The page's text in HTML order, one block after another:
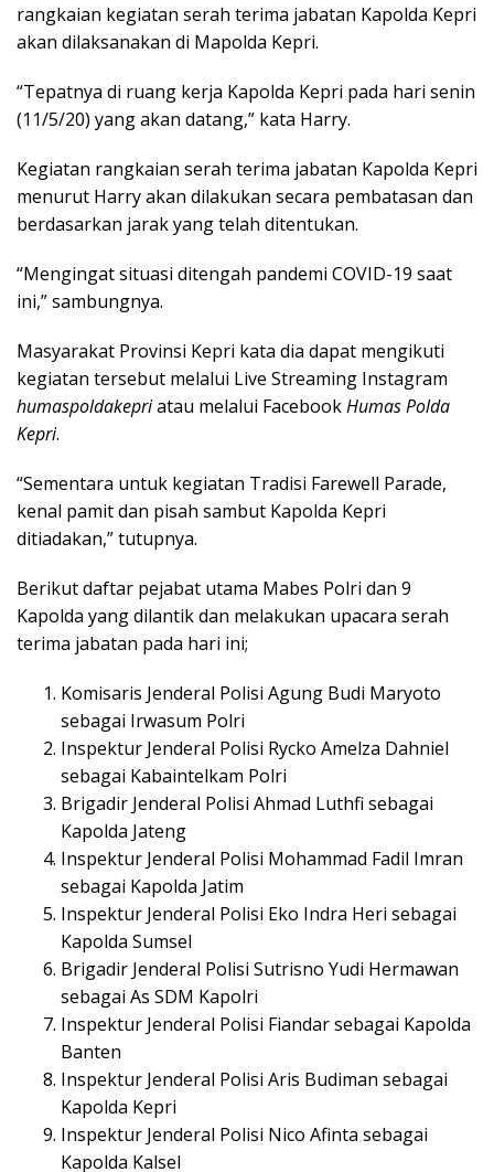
rangkaian kegiatan serah terima jabatan Kapolda Kepri
akan dilaksanakan di Mapolda Kepri.
“Tepatnya di ruang kerja Kapolda Kepri pada hari senin
(11/5/20) yang akan datang,” kata Harry.
Kegiatan rangkaian serah terima jabatan Kapolda Kepri
menurut Harry akan dilakukan secara pembatasan dan
berdasarkan jarak yang telah ditentukan.
“Mengingat situasi ditengah pandemi COVID-19 saat
ini,” sambungnya.
Masyarakat Provinsi Kepri kata dia dapat mengikuti
kegiatan tersebut melalui Live Streaming Instagram
humaspoldakepriatau melalui FacebookHumas Polda
Kepri.
“Sementara untuk kegiatan Tradisi Farewell Parade,
kenal pamit dan pisah sambut Kapolda Kepri
ditiadakan,” tutupnya.
Berikut daftar pejabat utama Mabes Polri dan 9
Kapolda yang dilantik dan melakukan upacara serah
terima jabatan pada hari ini;
Komisaris Jenderal Polisi Agung Budi Maryoto
sebagai Irwasum Polri
Inspektur Jenderal Polisi Rycko Amelza Dahniel
sebagai Kabaintelkam Polri
Brigadir Jenderal Polisi Ahmad Luthfi sebagai
Kapolda Jateng
Inspektur Jenderal Polisi Mohammad Fadil Imran
sebagai Kapolda Jatim
Inspektur Jenderal Polisi Eko Indra Heri sebagai
Kapolda Sumsel
Brigadir Jenderal Polisi Sutrisno Yudi Hermawan
sebagai As SDM Kapolri
Inspektur Jenderal Polisi Fiandar sebagai Kapolda
Banten
Inspektur Jenderal Polisi Aris Budiman sebagai
Kapolda Kepri
Inspektur Jenderal Polisi Nico Afinta sebagai
Kapolda Kalsel